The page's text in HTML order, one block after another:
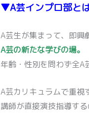
▼A芸インプロ部と
A芸生が集まって、即興
A芸の新たな学びの場。
年齢・性別を問わず全A
A芸カリキュラムで重視
講師が直接演技指導する